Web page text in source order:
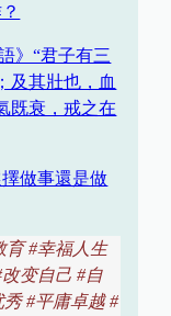
》“君子有三
及其壯也，血
既衰，戒之在
做事還是做
育 #幸福人生
改变自己 #自
#平庸卓越 #